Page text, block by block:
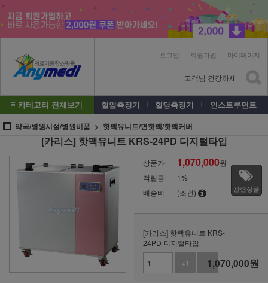
로그인 회원가입 마이페이지
카테고리 전체보기 혈압측정기 혈당측정기 인스트루먼트
약국/병원시설/병원비품 핫팩유니트/면핫팩/핫팩커버
[카리스] 핫팩유니트 KRS-24PD 디지털타입
상품가 1,070,000원
적립금
1%
배송비
(조건) 관련상품
[카리스] 핫팩유니트 KRS-
24PD 디지털타입
+1
-11,070,000원